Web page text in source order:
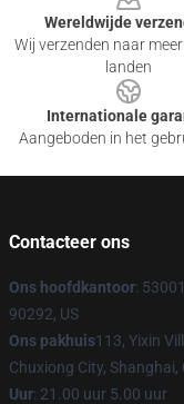
Wereldwijde
Wij verzenden naar
landen
Internationale
Aangeboden in het
Contacteer ons
Ons hoofdkantoor:
90292, US
Ons pakhuis113, Yixin
Chuxiong City, Shanghai,
Uur: 21.00 uur 5.00 uur